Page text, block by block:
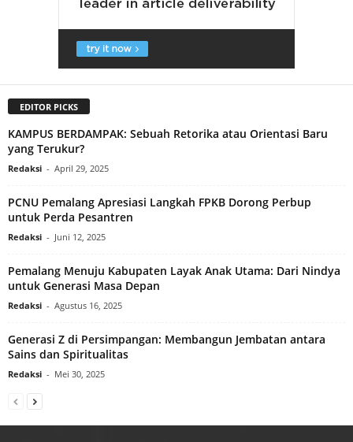
EDITOR PICKS
KAMPUS BERDAMPAK: Sebuah Retorika atau Orientasi Baru
yang Terukur?
Redaksi - April 29, 2025
PCNU Pemalang Apresiasi Langkah FPKB Dorong Perbup
untuk Perda Pesantren
Redaksi - Juni 12, 2025
Pemalang Menuju Kabupaten Layak Anak Utama: Dari Nindya
untuk Generasi Masa Depan
Redaksi - Agustus 16, 2025
Generasi Z di Persimpangan: Membangun Jembatan antara
Sains dan Spiritualitas
Redaksi - Mei 30, 2025